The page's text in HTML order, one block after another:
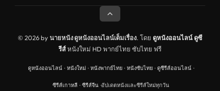
ดูหนังจีนฮ่องกง Hong Kong
ดูหนังฝรั่งเศส France
ดูหนังฝรั่งแคนนาดา Canada
หนังรักโรแมนติก
อาชญากรรม
© 2026 byนายหนัง ดูหนังออนไลน์เต็มเรื่อง. โดย ดูหนังออนไลน์ ดูซี
รีส์หนังใหม่ HD พากย์ไทย ซับไทย ฟรี
ดูหนังออนไลน์ · หนังใหม่ · หนังพากย์ไทย · หนังซับไทย · ดูซีรีส์ออนไลน์ ·
ซีรีส์เกาหลี · ซีรีส์จีน ·อัปเดตหนังและซีรีส์ใหม่ทุกวัน